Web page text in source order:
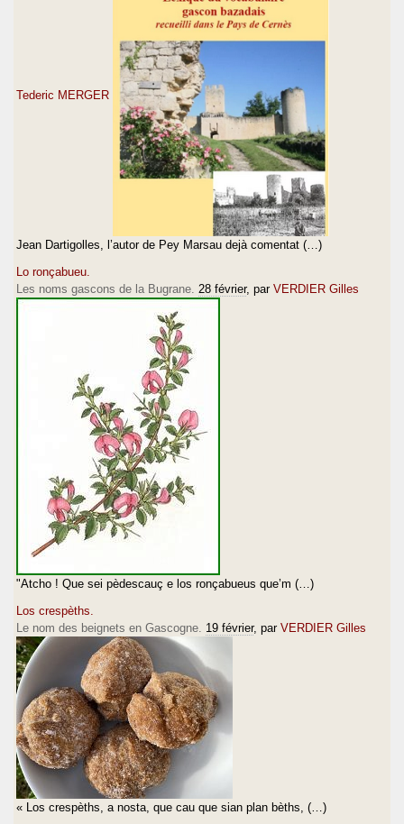
Tederic MERGER
Jean Dartigolles, l’autor de Pey Marsau dejà comentat (…)
Lo ronçabueu.
Les noms gascons de la Bugrane. 28 février, par VERDIER Gilles
"Atcho ! Que sei pèdescauç e los ronçabueus que’m (…)
Los crespèths.
Le nom des beignets en Gascogne. 19 février, par VERDIER Gilles
« Los crespèths, a nosta, que cau que sian plan bèths, (…)